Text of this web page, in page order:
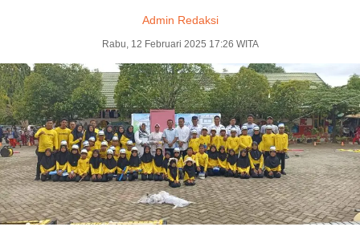
Admin Redaksi
Rabu, 12 Februari 2025 17:26 WITA